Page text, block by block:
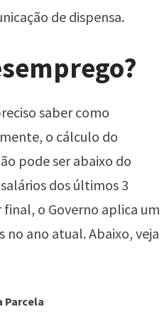
de dispensa.
saber como
o cálculo do
pode ser abaixo do
dos últimos 3
final, o Governo aplica um
no ano atual. Abaixo, veja
Parcela